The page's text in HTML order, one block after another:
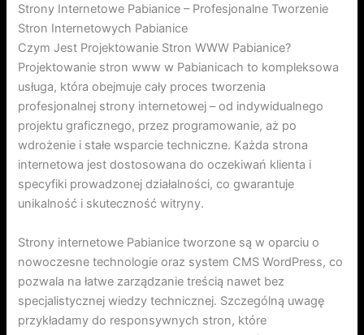
Strony Internetowe Pabianice – Profesjonalne Tworzenie
Stron Internetowych Pabianice
Czym Jest Projektowanie Stron WWW Pabianice?
Projektowanie stron www w Pabianicach to kompleksowa
usługa, która obejmuje cały proces tworzenia
profesjonalnej strony internetowej – od indywidualnego
projektu graficznego, przez programowanie, aż po
wdrożenie i stałe wsparcie techniczne. Każda strona
internetowa jest dostosowana do oczekiwań klienta i
specyfiki prowadzonej działalności, co gwarantuje
unikalność i skuteczność witryny.
Strony internetowe Pabianice tworzone są w oparciu o
nowoczesne technologie oraz system CMS WordPress, co
pozwala na łatwe zarządzanie treścią nawet bez
specjalistycznej wiedzy technicznej. Szczególną uwagę
przykładamy do responsywnych stron, które